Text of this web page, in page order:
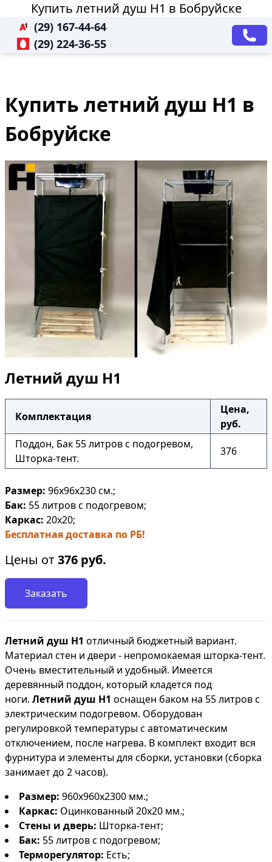
Купить летний душ Н1 в Бобруйске
(29) 167-44-64
(29) 224-36-55
Купить летний душ Н1 в
Бобруйске
Летний душ Н1
Комплектация
Цена,
руб.
Поддон, Бак 55 литров с подогревом,
Шторка-тент.
376
Размер: 96х96х230см.;
Бак: 55 литровс подогревом;
Каркас: 20х20;
Бесплатная доставка по РБ!
Цены от376 руб.
Заказать
Летний душ Н1 отличный бюджетный вариант.
Материал стен и двери - непромокаемая шторка-тент.
Очень вместительный и удобный. Имеется
деревянный поддон, который кладется под
ноги. Летний душ Н1 оснащен баком на 55 литров с
электрическим подогревом. Оборудован
регулировкой температуры с автоматическим
отключением, после нагрева. В комплект входит вся
фурнитура и элементы для сборки, установки (сборка
занимает до 2 часов).
Размер: 960х960х2300 мм.;
Каркас: Оцинкованный 20х20 мм.;
Стены и дверь: Шторка-тент;
Бак: 55 литровс подогревом;
Терморегулятор: Есть;